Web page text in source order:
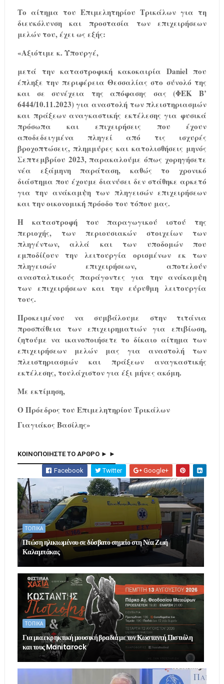
Το αίτημα του Επιμελητηρίου Τρικάλων για τη
διευκόλυνση και προστασία των επιχειρήσεων
μελών του, έχει ως εξής:
«Αξιότιμε κ. Υπουργέ,
μετά την καταστροφική κακοκαιρία Daniel που
έπληξε την περιφέρεια Θεσσαλίας στο σύνολό της
και σε συνέχεια της απόφασης σας (ΦΕΚ B’
6444/10.11.2023) για αναστολή των πλειστηριασμών
και πράξεων αναγκαστικής εκτέλεσης για φυσικά
πρόσωπα και επιχειρήσεις που έχουν
αποδεδειγμένα πληγεί από τις ισχυρές
βροχοπτώσεις, πλημμύρες και κατολισθήσεις μηνός
Σεπτεμβρίου 2023, παρακαλούμε όπως χορηγήσετε
νέα εξάμηνη παράταση, καθώς το χρονικό
διάστημα που έχουμε διανύσει δεν στάθηκε αρκετό
για την ανάκαμψη των πληγεισών επιχειρήσεων
και την οικονομική πρόοδο του τόπου μας.
Η καταστροφή του παραγωγικού ιστού της
περιοχής, των περιουσιακών στοιχείων των
πληγέντων, αλλά και των υποδομών που
εμποδίζουν την λειτουργία ορισμένων εκ των
πληγεισών επιχειρήσεων, αποτελούν
ανασταλτικούς παράγοντες για την ανάκαμψη
των επιχειρήσεων και την εύρυθμη λειτουργία
τους.
Προκειμένου να συμβάλουμε στην τιτάνια
προσπάθεια των επιχειρηματιών για επιβίωση,
ζητούμε να ικανοποιήσετε το δίκαιο αίτημα των
επιχειρήσεων μελών μας για αναστολή των
πλειστηριασμών και πράξεων αναγκαστικής
εκτέλεσης, τουλάχιστον για έξι μήνες ακόμη.
Με εκτίμηση,
Ο Πρόεδρος του Επιμελητηρίου Τρικάλων
Γιαγιάκος Βασίλης»
ΚΟΙΝΟΠΟΙΗΣΤΕ ΤΟ ΑΡΘΡΟ ► ►
Facebook Twitter Google+
ΤΟΠΙΚΑ
Πτώση ηλικιωμένου σε δύσβατο σημείο στη Νέα Ζωή
Καλαμπάκας
ΤΟΠΙΚΑ
Για μια εκρηκτική μουσική βραδιά με τον Κωσταντή Πιστιόλη
και τους Manitarock